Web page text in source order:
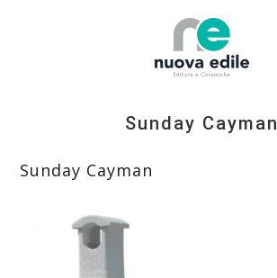
Sunday Cayman
Sunday Cayman